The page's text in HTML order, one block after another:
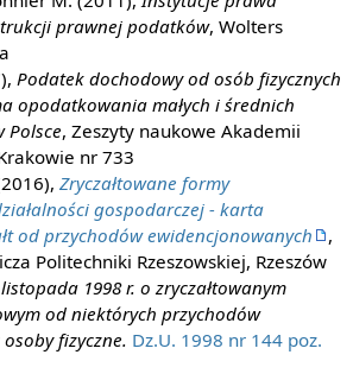
prawnej podatków, Wolters
Podatek dochodowy od osób fizycznych
opodatkowania małych i średnich
Polsce, Zeszyty naukowe Akademii
nr 733
Zryczałtowane formy
gospodarczej - karta
od przychodów ewidencjonowanych
,
Politechniki Rzeszowskiej, Rzeszów
1998 r. o zryczałtowanym
od niektórych przychodów
fizyczne. Dz.U. 1998 nr 144 poz.